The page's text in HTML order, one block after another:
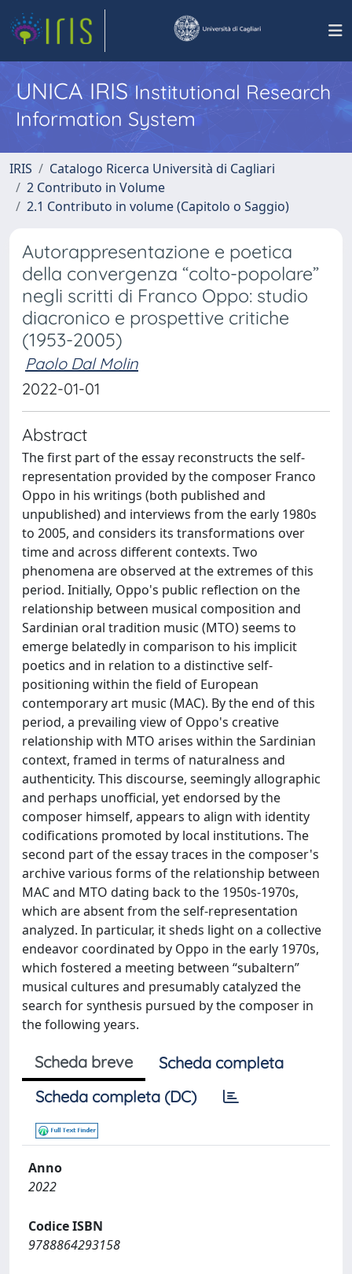
UNICA IRISInstitutional Research
Information System
IRIS
Catalogo Ricerca Università di Cagliari
2 Contributo in Volume
2.1 Contributo in volume (Capitolo o Saggio)
Autorappresentazione e poetica
della convergenza “colto-popolare”
negli scritti di Franco Oppo: studio
diacronico e prospettive critiche
(1953-2005)
Paolo Dal Molin
2022-01-01
Abstract
The first part of the essay reconstructs the self-
representation provided by the composer Franco
Oppo in his writings (both published and
unpublished) and interviews from the early 1980s
to 2005, and considers its transformations over
time and across different contexts. Two
phenomena are observed at the extremes of this
period. Initially, Oppo's public reflection on the
relationship between musical composition and
Sardinian oral tradition music (MTO) seems to
emerge belatedly in comparison to his implicit
poetics and in relation to a distinctive self-
positioning within the field of European
contemporary art music (MAC). By the end of this
period, a prevailing view of Oppo's creative
relationship with MTO arises within the Sardinian
context, framed in terms of naturalness and
authenticity. This discourse, seemingly allographic
and perhaps unofficial, yet endorsed by the
composer himself, appears to align with identity
codifications promoted by local institutions. The
second part of the essay traces in the composer's
archive various forms of the relationship between
MAC and MTO dating back to the 1950s-1970s,
which are absent from the self-representation
analyzed. In particular, it sheds light on a collective
endeavor coordinated by Oppo in the early 1970s,
which fostered a meeting between “subaltern”
musical cultures and presumably catalyzed the
search for synthesis pursued by the composer in
the following years.
Scheda breve
Scheda completa
Scheda completa (DC)
Anno
2022
Codice ISBN
9788864293158